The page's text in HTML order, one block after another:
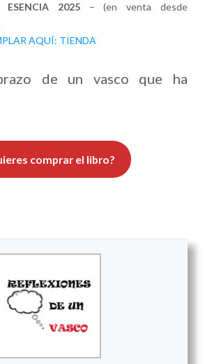
2025– (en venta desde
AQUÍ: TIENDA
de un vasco que ha
comprar el libro?